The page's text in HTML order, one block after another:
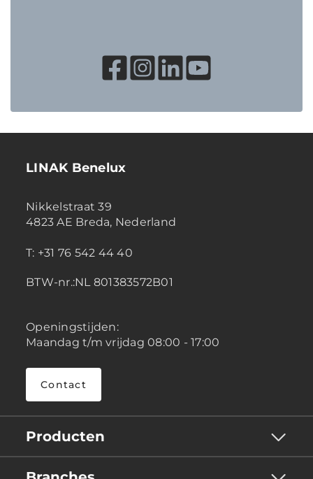
LINAK Benelux
Nikkelstraat 39
4823 AE Breda, Nederland
T: +31 76 542 44 40
BTW-nr.:NL 801383572B01
Openingstijden:
Maandag t/m vrijdag 08:00 - 17:00
Contact
Producten